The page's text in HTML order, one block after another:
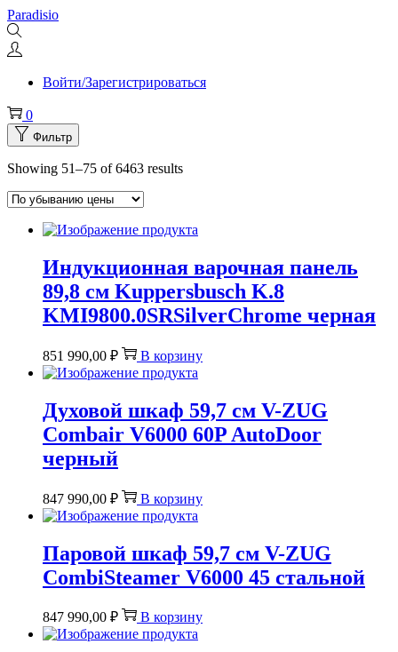
Перейти
к
навигации
Перейти
к
содержимому
Paradisio
Войти/Зарегистрироваться
0
Фильтр
Showing 51–75 of 6463 results
Индукционная варочная панель
89,8 см Kuppersbusch K.8
KMI9800.0SRSilverChrome черная
851 990,00 ₽ В корзину
Духовой шкаф 59,7 см V-ZUG
Combair V6000 60P AutoDoor
черный
847 990,00 ₽ В корзину
Паровой шкаф 59,7 см V-ZUG
CombiSteamer V6000 45 стальной
847 990,00 ₽ В корзину